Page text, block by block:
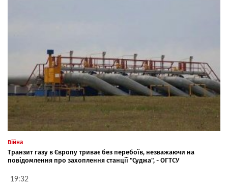
Війна
Транзит газу в Європу триває без перебоїв, незважаючи на
повідомлення про захоплення станції "Суджа", - ОГТСУ
19:32